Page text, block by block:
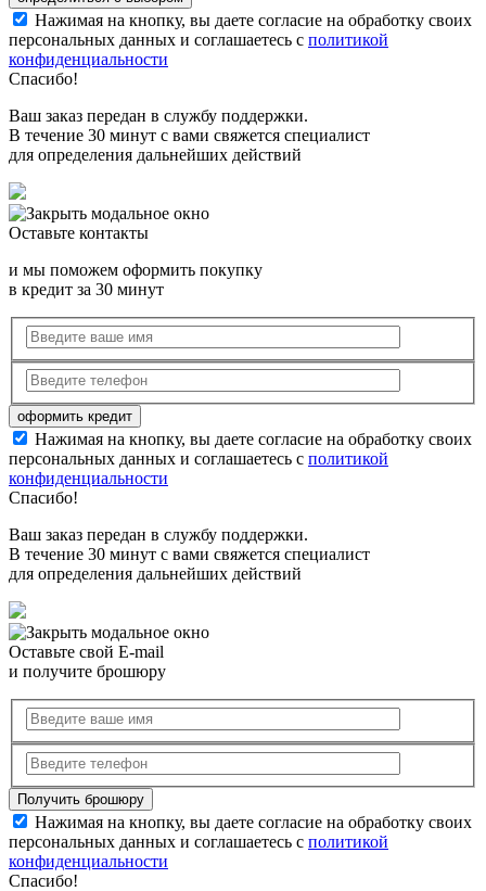
Нажимая на кнопку, вы даете согласие на обработку своих
персональных данных и соглашаетесь с политикой
конфиденциальности
Спасибо!
Ваш заказ передан в службу поддержки.
В течение 30 минут с вами свяжется специалист
для определения дальнейших действий
Оставьте контакты
и мы поможем оформить покупку
в кредит за 30 минут
Нажимая на кнопку, вы даете согласие на обработку своих
персональных данных и соглашаетесь с политикой
конфиденциальности
Спасибо!
Ваш заказ передан в службу поддержки.
В течение 30 минут с вами свяжется специалист
для определения дальнейших действий
Оставьте свой E-mail
и получите брошюру
Нажимая на кнопку, вы даете согласие на обработку своих
персональных данных и соглашаетесь с политикой
конфиденциальности
Спасибо!